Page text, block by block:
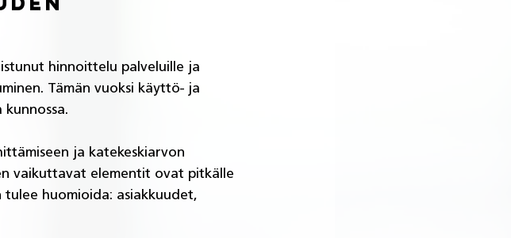
hinnoittelu palveluille ja
Tämän vuoksi käyttö- ja
ja katekeskiarvon
vaikuttavat elementit ovat pitkälle
tulee huomioida: asiakkuudet,